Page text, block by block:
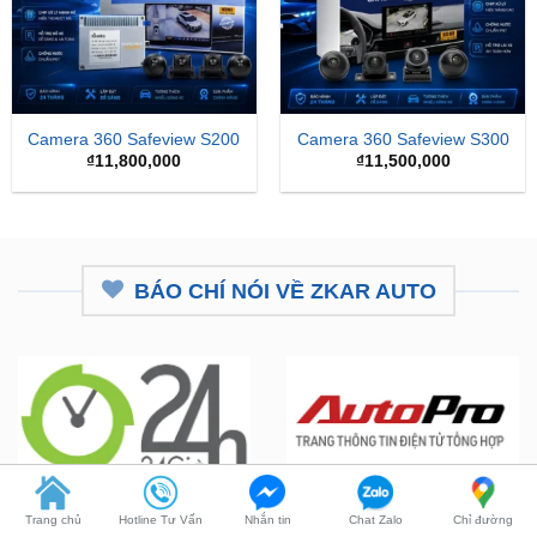
Camera 360 Safeview S200
₫11,800,000
Camera 360 Safeview S300
₫11,500,000
BÁO CHÍ NÓI VỀ ZKAR AUTO
ZKar Auto tài trợ học bổng kỹ
CEO từng nâng cấp hơn 7.000 ô
Trang chủ Hotline Tư Vấn Nhắn tin Chat Zalo Chỉ đường